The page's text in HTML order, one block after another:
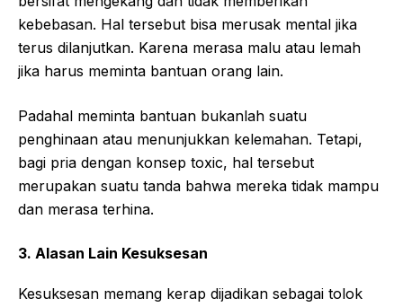
kebebasan. Hal tersebut bisa merusak mental jika
terus dilanjutkan. Karena merasa malu atau lemah
jika harus meminta bantuan orang lain.
Padahal meminta bantuan bukanlah suatu
penghinaan atau menunjukkan kelemahan. Tetapi,
bagi pria dengan konsep toxic, hal tersebut
merupakan suatu tanda bahwa mereka tidak mampu
dan merasa terhina.
3. Alasan Lain Kesuksesan
Kesuksesan memang kerap dijadikan sebagai tolok